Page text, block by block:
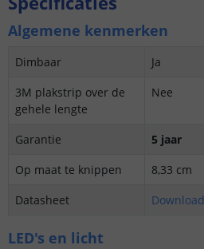
Algemene kenmerken
Dimbaar
Ja
3M plakstrip over de
gehele lengte
Nee
Garantie
5 jaar
Op maat te knippen
8,33 cm
Datasheet
Download
LED's en licht